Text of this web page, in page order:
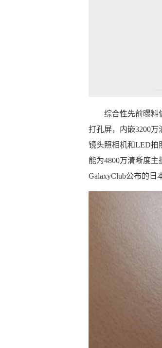
综合性先前曝料
打孔屏，内嵌3200
镜头照相机和LED拍
能为4800万清晰度主
GalaxyClub公布的日